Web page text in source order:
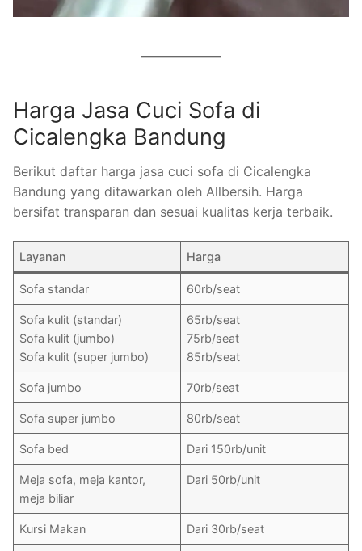
Harga Jasa Cuci Sofa di
Cicalengka Bandung
Berikut daftar harga jasa cuci sofa di Cicalengka
Bandung yang ditawarkan oleh Allbersih. Harga
bersifat transparan dan sesuai kualitas kerja terbaik.
Layanan Harga
Sofa standar 60rb/seat
Sofa kulit (standar)
Sofa kulit (jumbo)
Sofa kulit (super jumbo)
65rb/seat
75rb/seat
85rb/seat
Sofa jumbo 70rb/seat
Sofa super jumbo 80rb/seat
Sofa bed Dari 150rb/unit
Meja sofa, meja kantor,
meja biliar
Dari 50rb/unit
Kursi Makan Dari 30rb/seat